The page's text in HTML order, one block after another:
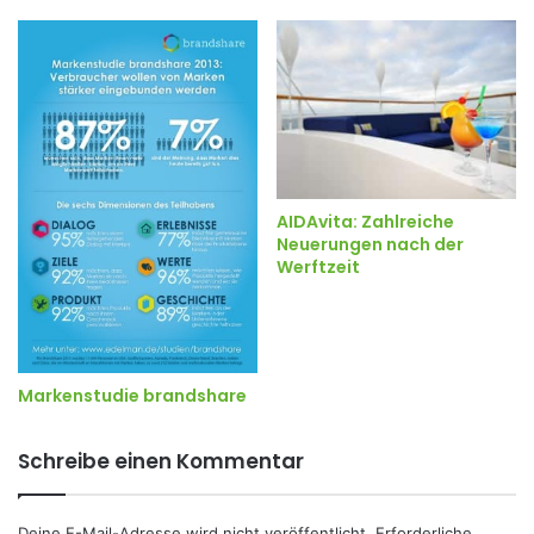
Markenstudie brandshare
AIDAvita: Zahlreiche
Neuerungen nach der
Werftzeit
Schreibe einen Kommentar